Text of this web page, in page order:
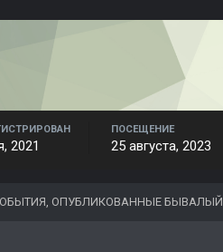
2021
ПОСЕЩЕНИЕ
25 августа, 2023
ОПУБЛИКОВАННЫЕ БЫВАЛЫЙ